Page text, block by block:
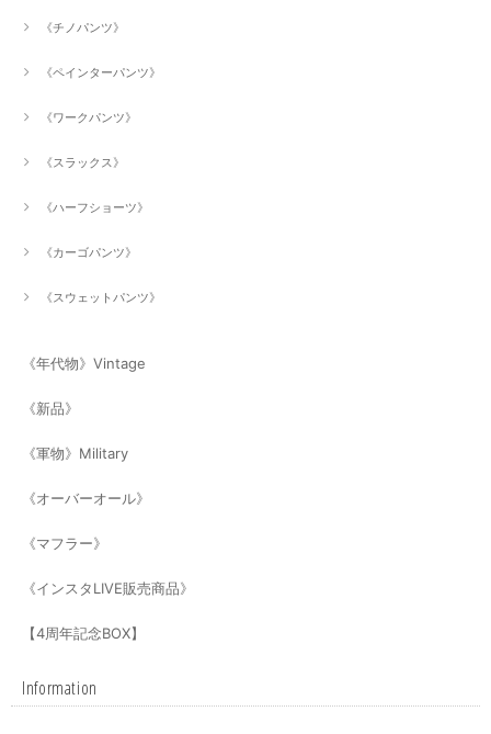
《チノパンツ》
《ペインターパンツ》
《ワークパンツ》
《スラックス》
《ハーフショーツ》
《カーゴパンツ》
《スウェットパンツ》
《年代物》Vintage
《新品》
《軍物》Military
《オーバーオール》
《マフラー》
《インスタLIVE販売商品》
【4周年記念BOX】
Information